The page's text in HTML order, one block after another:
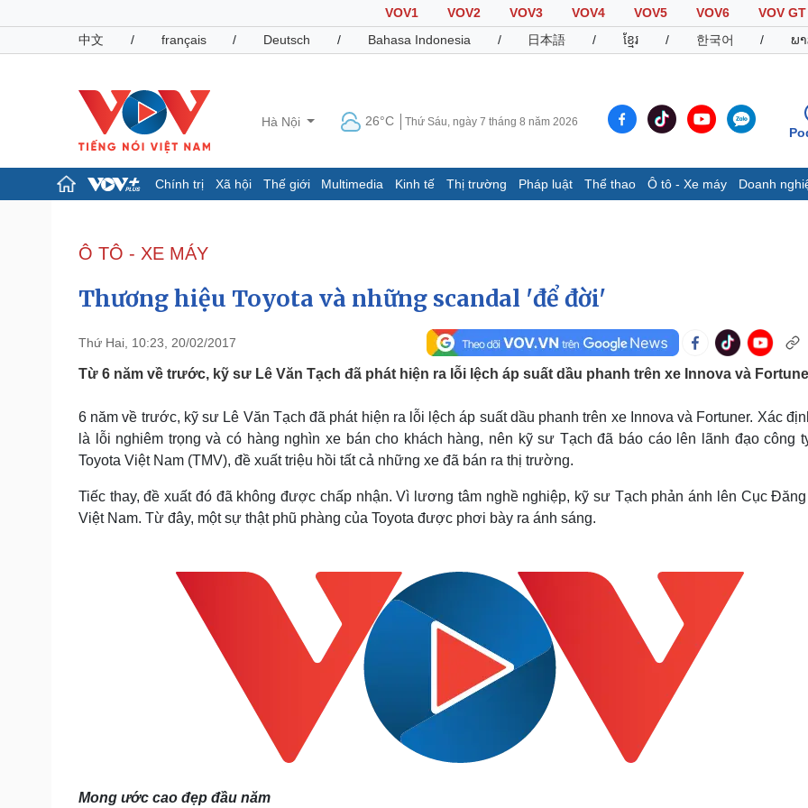
VOV1 VOV2 VOV3 VOV4 VOV5 VOV6
VOV GT
中文
/ français / Deutsch / Bahasa Indonesia / 日本語 / ខ្មែរ / 한국어 / ພ
Hà Nội 26°C Thứ Sáu, ngày 7 tháng 8 năm 2026
Chính trị Xã hội Thế giới Multimedia Kinh tế Thị trường Pháp luật Thể thao Ô tô - Xe máy Doanh
Đảng
Tổ chức nhân sự
Nhận diện sự thật
Dấu ấn VOV
Pháp luật
Tin nóng
Tư vấn luật
Quân sự - Quốc phòng
Việt Nam
Phân tích
Thể thao
Lịch thi đấu bóng đá
Thế giới thể thao
eSports
Ô tô - Xe máy
Xe máy
Tư vấn
Sức khỏe
Dinh dưỡng - món ngon
Đời sống
Nhà đẹp
Văn hóa
Sân khấu - Điện ảnh
Giải trí
Ô TÔ - XE MÁY
Thương hiệu Toyota và những scandal 'để đời'
Thứ Hai, 10:23, 20/02/2017
Từ 6 năm về trước, kỹ sư Lê Văn Tạch đã phát hiện ra lỗi lệch áp suất dầu phanh trên xe Innova và
6 năm về trước, kỹ sư Lê Văn Tạch đã phát hiện ra lỗi lệch áp suất dầu phanh trên xe Innova và Fortuner. Xác
là lỗi nghiêm trọng và có hàng nghìn xe bán cho khách hàng, nên kỹ sư Tạch đã báo cáo lên lãnh đạo công
Toyota Việt Nam (TMV), đề xuất triệu hồi tất cả những xe đã bán ra thị trường.
Tiếc thay, đề xuất đó đã không được chấp nhận. Vì lương tâm nghề nghiệp, kỹ sư Tạch phản ánh lên Cục
Việt Nam. Từ đây, một sự thật phũ phàng của Toyota được phơi bày ra ánh sáng.
Mong ước cao đẹp đầu năm